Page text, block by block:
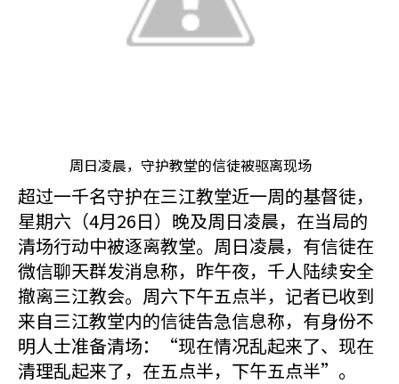
周日凌晨，守护教堂的信徒被驱离现场
超过一千名守护在三江教堂近一周的基督徒，
星期六（4月26日）晚及周日凌晨，在当局的
清场行动中被逐离教堂。周日凌晨，有信徒在
微信聊天群发消息称，昨午夜，千人陆续安全
撤离三江教会。周六下午五点半，记者已收到
来自三江教堂内的信徒告急信息称，有身份不
明人士准备清场：“现在情况乱起来了、现在
清理乱起来了，在五点半，下午五点半”。